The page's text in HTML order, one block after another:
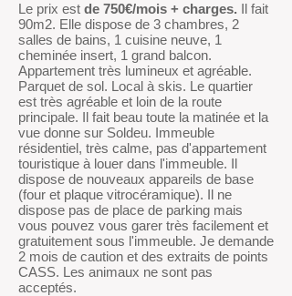
Le prix est de 750€/mois + charges. Il fait
90m2. Elle dispose de 3 chambres, 2
salles de bains, 1 cuisine neuve, 1
cheminée insert, 1 grand balcon.
Appartement très lumineux et agréable.
Parquet de sol. Local à skis. Le quartier
est très agréable et loin de la route
principale. Il fait beau toute la matinée et la
vue donne sur Soldeu. Immeuble
résidentiel, très calme, pas d'appartement
touristique à louer dans l'immeuble. Il
dispose de nouveaux appareils de base
(four et plaque vitrocéramique). Il ne
dispose pas de place de parking mais
vous pouvez vous garer très facilement et
gratuitement sous l'immeuble. Je demande
2 mois de caution et des extraits de points
CASS. Les animaux ne sont pas
acceptés.